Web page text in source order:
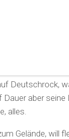
Deutschrock,
Dauer aber
alles.
Gelände, will